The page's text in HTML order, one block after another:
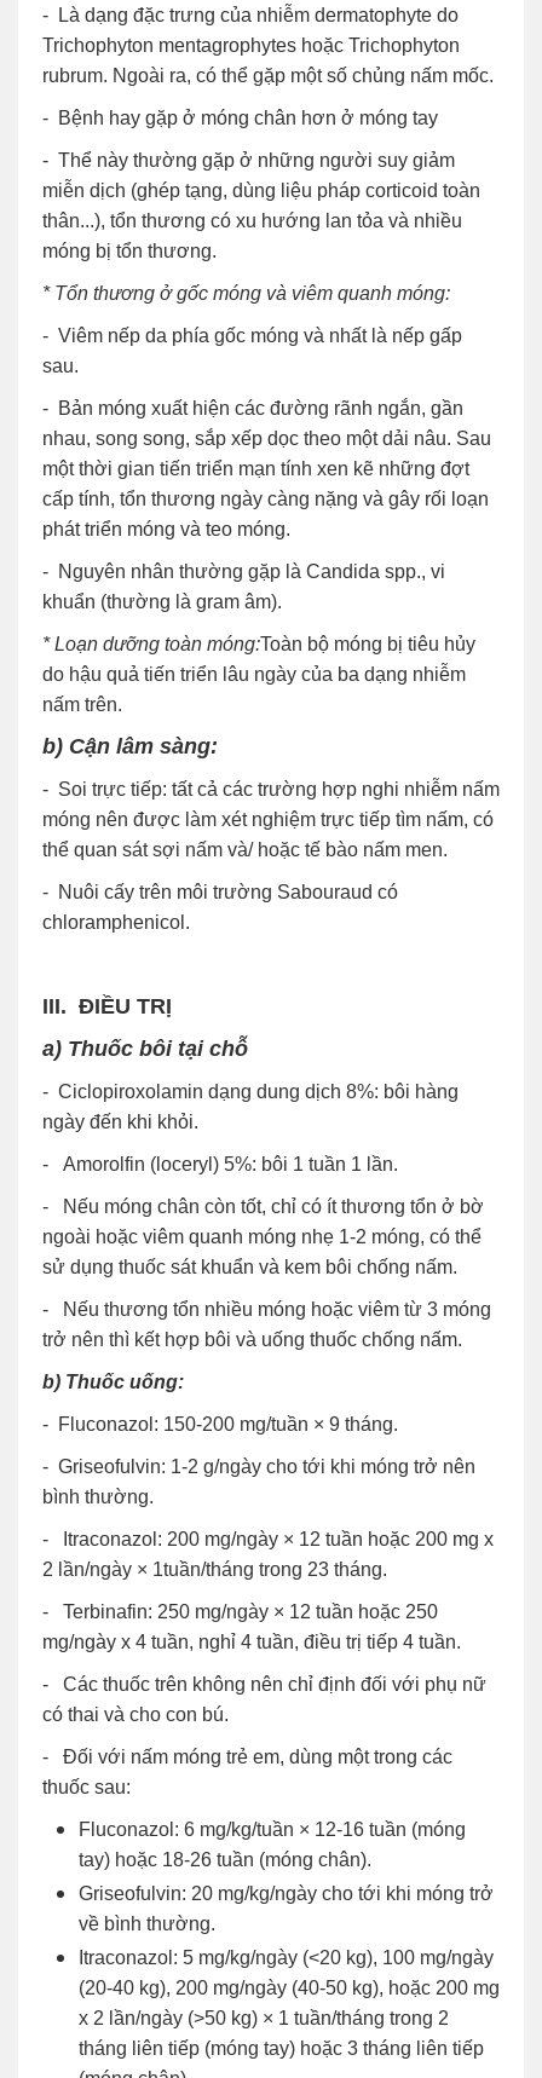
- Là dạng đặc trưng của nhiễm dermatophyte do
Trichophyton mentagrophytes hoặc Trichophyton
rubrum. Ngoài ra, có thể gặp một số chủng nấm mốc.
- Bệnh hay gặp ở móng chân hơn ở móng tay
- Thể này thường gặp ở những người suy giảm
miễn dịch (ghép tạng, dùng liệu pháp corticoid toàn
thân...), tổn thương có xu hướng lan tỏa và nhiều
móng bị tổn thương.
* Tổn thương ở gốc móng và viêm quanh móng:
- Viêm nếp da phía gốc móng và nhất là nếp gấp
sau.
- Bản móng xuất hiện các đường rãnh ngắn, gần
nhau, song song, sắp xếp dọc theo một dải nâu. Sau
một thời gian tiến triển mạn tính xen kẽ những đợt
cấp tính, tổn thương ngày càng nặng và gây rối loạn
phát triển móng và teo móng.
- Nguyên nhân thường gặp là Candida spp., vi
khuẩn (thường là gram âm).
* Loạn dưỡng toàn móng:Toàn bộ móng bị tiêu hủy
do hậu quả tiến triển lâu ngày của ba dạng nhiễm
nấm trên.
b) Cận lâm sàng:
- Soi trực tiếp: tất cả các trường hợp nghi nhiễm nấm
móng nên được làm xét nghiệm trực tiếp tìm nấm, có
thể quan sát sợi nấm và/ hoặc tế bào nấm men.
- Nuôi cấy trên môi trường Sabouraud có
chloramphenicol.
III. ĐIỀU TRỊ
a) Thuốc bôi tại chỗ
- Ciclopiroxolamin dạng dung dịch 8%: bôi hàng
ngày đến khi khỏi.
- Amorolfin (loceryl) 5%: bôi 1 tuần 1 lần.
- Nếu móng chân còn tốt, chỉ có ít thương tổn ở bờ
ngoài hoặc viêm quanh móng nhẹ 1-2 móng, có thể
sử dụng thuốc sát khuẩn và kem bôi chống nấm.
- Nếu thương tổn nhiều móng hoặc viêm từ 3 móng
trở nên thì kết hợp bôi và uống thuốc chống nấm.
b) Thuốc uống:
- Fluconazol: 150-200 mg/tuần × 9 tháng.
- Griseofulvin: 1-2 g/ngày cho tới khi móng trở nên
bình thường.
- Itraconazol: 200 mg/ngày × 12 tuần hoặc 200 mg x
2 lần/ngày × 1tuần/tháng trong 23 tháng.
- Terbinafin: 250 mg/ngày × 12 tuần hoặc 250
mg/ngày x 4 tuần, nghỉ 4 tuần, điều trị tiếp 4 tuần.
- Các thuốc trên không nên chỉ định đối với phụ nữ
có thai và cho con bú.
- Đối với nấm móng trẻ em, dùng một trong các
thuốc sau:
Fluconazol: 6 mg/kg/tuần × 12-16 tuần (móng
tay) hoặc 18-26 tuần (móng chân).
Griseofulvin: 20 mg/kg/ngày cho tới khi móng trở
về bình thường.
Itraconazol: 5 mg/kg/ngày (<20 kg), 100 mg/ngày
(20-40 kg), 200 mg/ngày (40-50 kg), hoặc 200 mg
x 2 lần/ngày (>50 kg) × 1 tuần/tháng trong 2
tháng liên tiếp (móng tay) hoặc 3 tháng liên tiếp